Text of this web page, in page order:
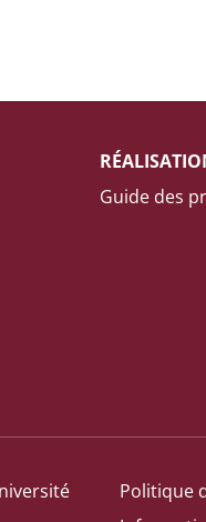
Guide des
Politique